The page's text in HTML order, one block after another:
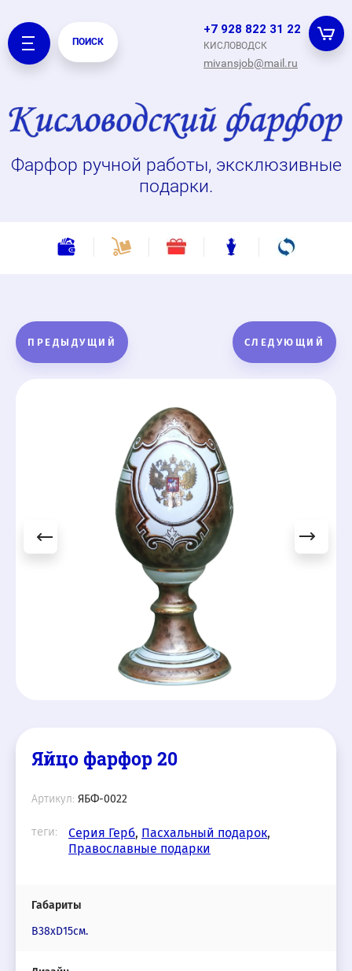
ПОИСК
Фарфор ручной работы, эксклюзивные
подарки.
+7 928 822 31 22
КИСЛОВОДСК
mivansjob@mail.ru
ПРЕДЫДУЩИЙ СЛЕДУЮЩИЙ
Яйцо фарфор 20
Артикул: ЯБФ-0022
теги: Серия Герб, Пасхальный подарок,
Православные подарки
Габариты
В38хD15см.